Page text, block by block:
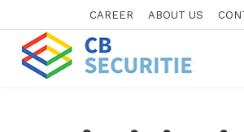
CAREER ABOUT US